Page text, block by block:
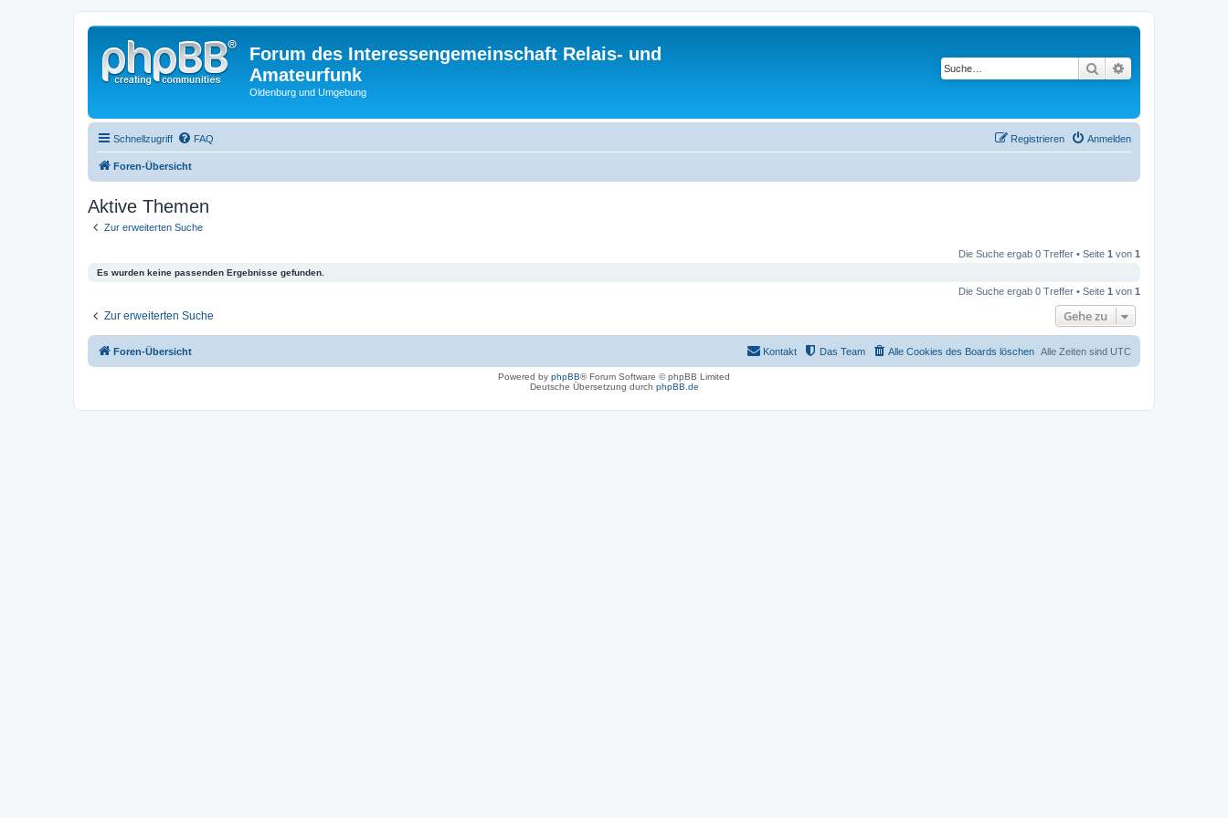
Forum des Interessengemeinschaft Relais- und
Amateurfunk
Oldenburg und Umgebung
Suche
Schnellzugriff FAQ Anmelden
Registrieren
Foren-Übersicht
Aktive Themen
Zur erweiterten Suche
Die Suche ergab 0 Treffer • Seite 1 von 1
Es wurden keine passenden Ergebnisse gefunden.
Die Suche ergab 0 Treffer • Seite 1 von 1
Zur erweiterten Suche Gehe zu
Foren-Übersicht Alle Zeiten sind UTC
Alle Cookies des Boards löschen
Das Team
Kontakt
Powered by phpBB® Forum Software © phpBB Limited
Deutsche Übersetzung durch phpBB.de